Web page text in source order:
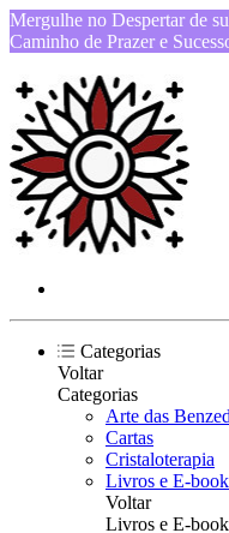
Mergulhe no Despertar de
Caminho de Prazer e
Categorias
Voltar
Categorias
Arte das
Cartas
Cristaloterapia
Livros e E-
Voltar
Livros e E-